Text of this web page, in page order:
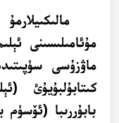
مۇئامىلىسىنى
ماۋزۇسى
كىتابۇلبۇيۇئ
بابۇررىبا